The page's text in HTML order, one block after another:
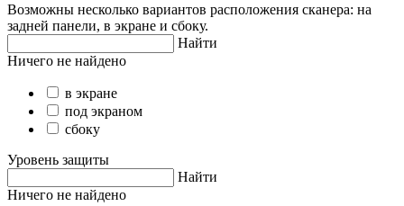
Возможны несколько вариантов расположения сканера: на
задней панели, в экране и сбоку.
Найти
Ничего не найдено
в экране
под экраном
сбоку
Уровень защиты
Найти
Ничего не найдено